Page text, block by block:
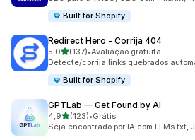
Built for Shopify
Redirect Hero ‑ Corrija 404
5,0de 5 estrelas
(137)
137 avaliações ao todo
•Avaliação gratuita
Detecte/corrija links quebrados
Built for Shopify
GPTLab — Get Found by AI
4,9de 5 estrelas
(123)
123 avaliações ao todo
•Grátis
Seja encontrado por IA com LLMs.txt,